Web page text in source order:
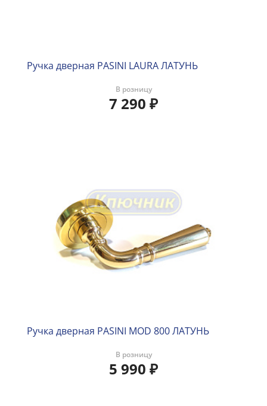
Ручка дверная PASINI LAURA ЛАТУНЬ
В розницу
7 290 ₽
Ручка дверная PASINI MOD 800 ЛАТУНЬ
В розницу
5 990 ₽